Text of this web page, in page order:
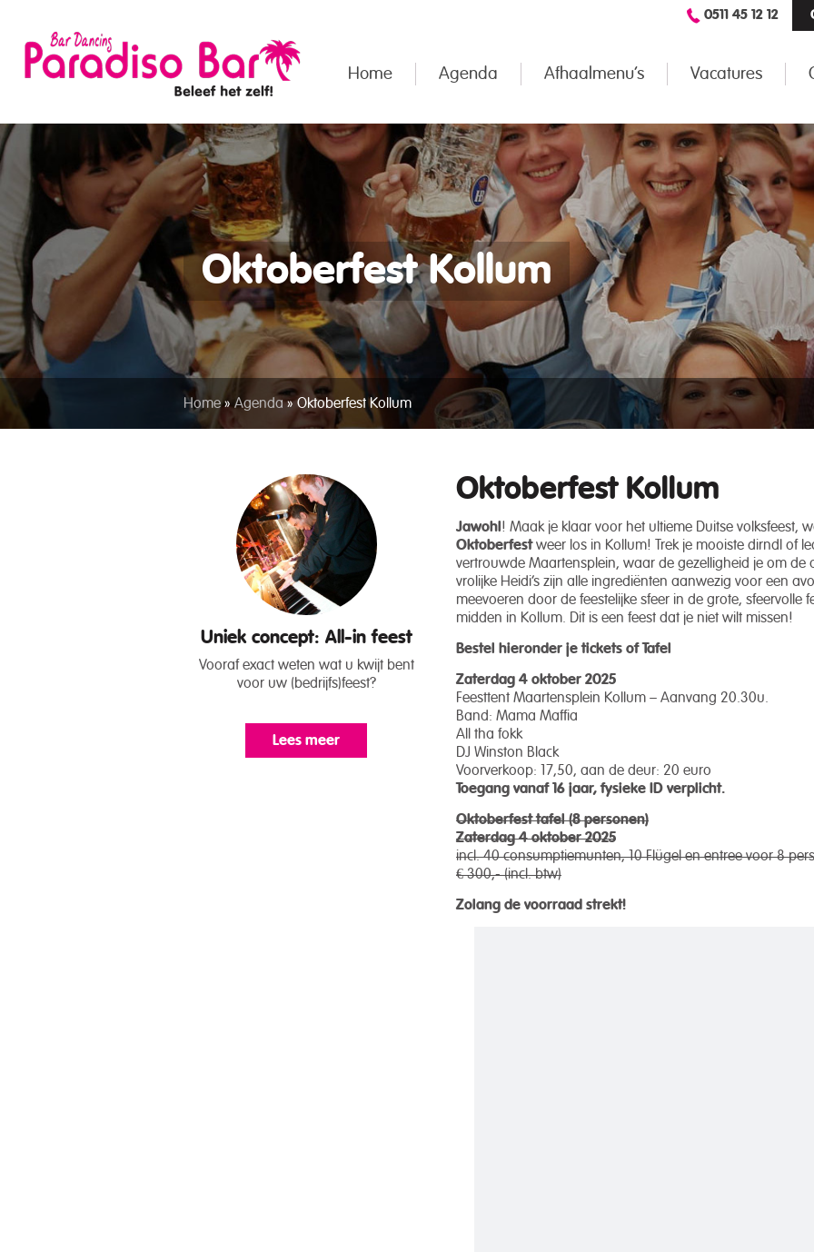
0511 45 12 12
Home Agenda Afhaalmenu’s Vacatures
Oktoberfest Kollum
Home» Agenda»Oktoberfest Kollum
Uniek concept: All-in feest
Vooraf exact weten wat u kwijt bent
voor uw (bedrijfs)feest?
Lees meer
Oktoberfest Kollum
Jawohl ! Maak je klaar voor het ultieme Duitse volksfeest,
Oktoberfestweer los in Kollum! Trek je mooiste dirndl of
vertrouwde Maartensplein, waar de gezelligheid je om de
vrolijke Heidi’s zijn alle ingrediënten aanwezig voor een
meevoeren door de feestelijke sfeer in de grote, sfeervolle
midden in Kollum. Dit is een feest dat je niet wilt missen!
Bestel hieronder je tickets of Tafel
Zaterdag 4 oktober 2025
Feesttent Maartensplein Kollum – Aanvang 20.30u.
Band: Mama Maffia
All tha fokk
DJ Winston Black
Voorverkoop: 17,50, aan de deur: 20 euro
Toegang vanaf 16 jaar, fysieke ID verplicht.
Oktoberfest tafel (8 personen)
Zaterdag 4 oktober 2025
incl. 40 consumptiemunten, 10 Flügel en entree voor 8
€ 300,- (incl. btw)
Zolang de voorraad strekt!